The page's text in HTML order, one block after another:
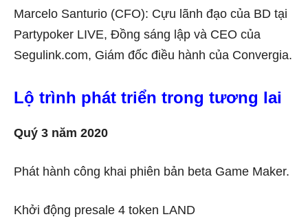
Marcelo Santurio (CFO): Cựu lãnh đạo của BD tại
Partypoker LIVE, Đồng sáng lập và CEO của
Segulink.com, Giám đốc điều hành của Convergia.
Lộ trình phát triển trong tương lai
Quý 3 năm 2020
Phát hành công khai phiên bản beta Game Maker.
Khởi động presale 4 token LAND